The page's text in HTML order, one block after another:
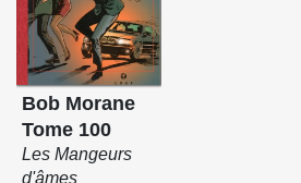
Bob Morane
Tome 100
Les Mangeurs
d'âmes